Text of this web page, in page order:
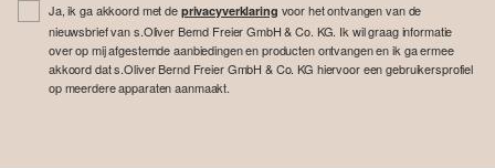
Ja, ik ga akkoord met de privacyverklaring voor het ontvangen van de
nieuwsbrief van s.Oliver Bernd Freier GmbH & Co. KG. Ik wil graag informatie
over op mij afgestemde aanbiedingen en producten ontvangen en ik ga ermee
akkoord dat s.Oliver Bernd Freier GmbH & Co. KG hiervoor een gebruikersprofiel
op meerdere apparaten aanmaakt.